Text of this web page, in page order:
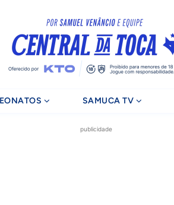
SAMUCA TV
publicidade